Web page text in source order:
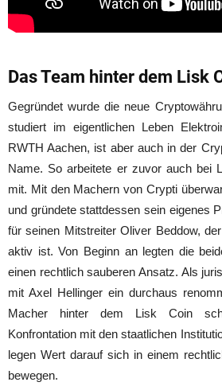
Das Team hinter dem Lisk
Gegründet wurde die neue
studiert im eigentlichen Leben
RWTH Aachen, ist aber auch in der
Name. So arbeitete er zuvor auch bei
mit. Mit den Machern von Crypti
und gründete stattdessen sein eigenes
für seinen Mitstreiter Oliver Beddow,
aktiv ist. Von Beginn an legten die
einen rechtlich sauberen Ansatz. Als
mit Axel Hellinger ein durchaus
Macher hinter dem Lisk Coin
Konfrontation mit den staatlichen
legen Wert darauf sich in einem
bewegen.